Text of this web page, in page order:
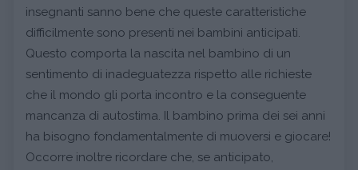
insegnanti sanno bene che queste caratteristiche
difficilmente sono presenti nei bambini anticipati.
Questo comporta la nascita nel bambino di un
sentimento di inadeguatezza rispetto alle richieste
che il mondo gli porta incontro e la conseguente
mancanza di autostima. Il bambino prima dei sei anni
ha bisogno fondamentalmente di muoversi e giocare!
Occorre inoltre ricordare che, se anticipato,